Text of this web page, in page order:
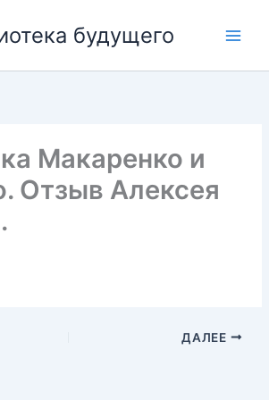
будущего
Макаренко и
Отзыв Алексея
ДАЛЕЕ